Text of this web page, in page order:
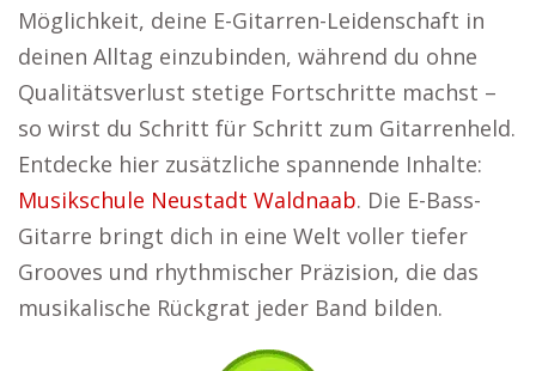
Möglichkeit, deine E-Gitarren-Leidenschaft in
deinen Alltag einzubinden, während du ohne
Qualitätsverlust stetige Fortschritte machst –
so wirst du Schritt für Schritt zum Gitarrenheld.
Entdecke hier zusätzliche spannende Inhalte:
Musikschule Neustadt Waldnaab. Die E-Bass-
Gitarre bringt dich in eine Welt voller tiefer
Grooves und rhythmischer Präzision, die das
musikalische Rückgrat jeder Band bilden.